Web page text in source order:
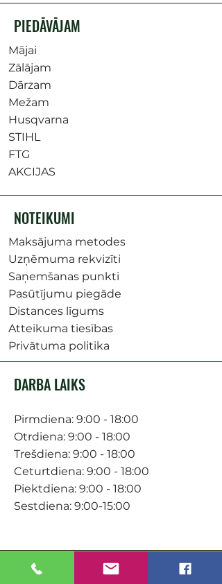
PIEDĀVĀJAM
Mājai
Zālājam
Dārzam
Mežam
Husqvarna
STIHL
FTG
AKCIJAS
NOTEIKUMI
Maksājuma metodes
Uzņēmuma rekvizīti
Saņemšanas punkti
Pasūtījumu piegāde
Distances līgums
Atteikuma tiesības
Privātuma politika
DARBA LAIKS
Pirmdiena: 9:00 - 18:00
Otrdiena: 9:00 - 18:00
Trešdiena: 9:00 - 18:00
Ceturtdiena: 9:00 - 18:00
Piektdiena: 9:00 - 18:00
Sestdiena: 9:00-15:00
KONTAKTI